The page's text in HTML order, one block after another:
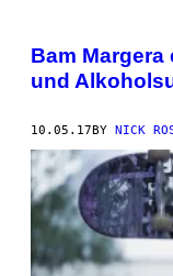
Bam Margera
und
10.05.17BY NICK